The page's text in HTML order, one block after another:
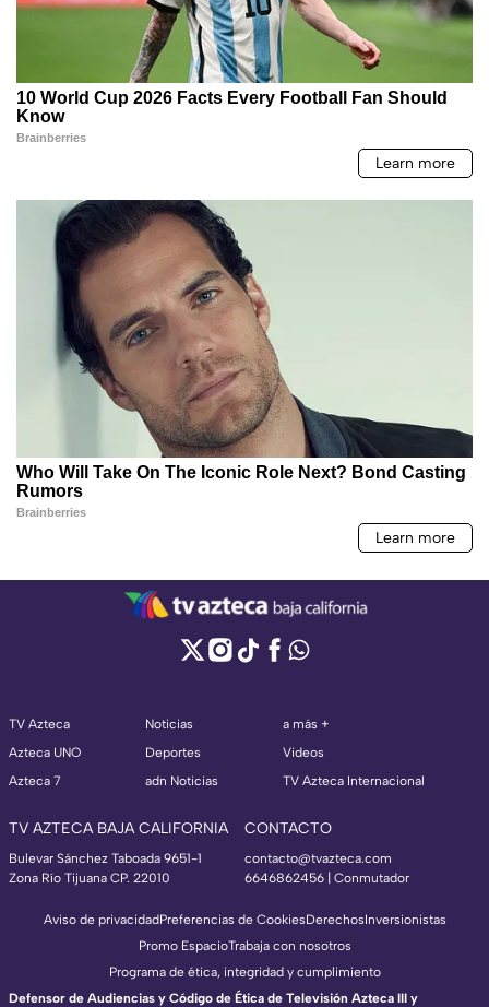
TV Azteca
Azteca UNO
Azteca 7
Noticias
Deportes
adn Noticias
a más +
Videos
TV Azteca Internacional
TV AZTECA BAJA CALIFORNIA
Bulevar Sánchez Taboada 9651-1
Zona Río Tijuana CP. 22010
CONTACTO
contacto@tvazteca.com
6646862456 | Conmutador
Aviso de privacidadPreferencias de CookiesDerechosInversionistas
Promo EspacioTrabaja con nosotros
Programa de ética, integridad y cumplimiento
Defensor de Audiencias y Código de Ética de Televisión Azteca III y